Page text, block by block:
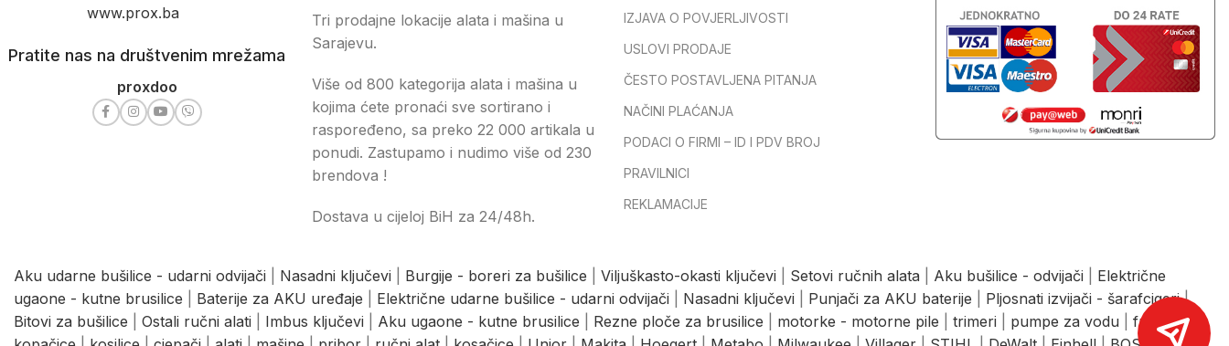
www.prox.ba
Pratite nas na društvenim mrežama
proxdoo
Tri prodajne lokacije alata i mašina u
Sarajevu.
Više od 800 kategorija alata i mašina u
kojima ćete pronaći sve sortirano i
raspoređeno, sa preko 22 000 artikala u
ponudi. Zastupamo i nudimo više od 230
brendova !
Dostava u cijeloj BiH za 24/48h.
IZJAVA O POVJERLJIVOSTI
USLOVI PRODAJE
ČESTO POSTAVLJENA PITANJA
NAČINI PLAĆANJA
PODACI O FIRMI – ID I PDV BROJ
PRAVILNICI
REKLAMACIJE
Aku udarne bušilice - udarni odvijači Nasadni ključevi Burgije - boreri za bušilice Viljuškasto-okasti ključevi Setovi ručnih alata Aku bušilice - odvijači
Električne
ugaone - kutne brusilice
Baterije za AKU uređaje Električne udarne bušilice - udarni odvijači Nasadni ključevi Punjači za AKU baterije Pljosnati izvijači - šarafcigeri|
Bitovi za bušilice
Ostali ručni alati Imbus ključevi Aku ugaone - kutne brusilice Rezne ploče za brusilice motorke - motorne pile trimeri pumpe za vodu freze|